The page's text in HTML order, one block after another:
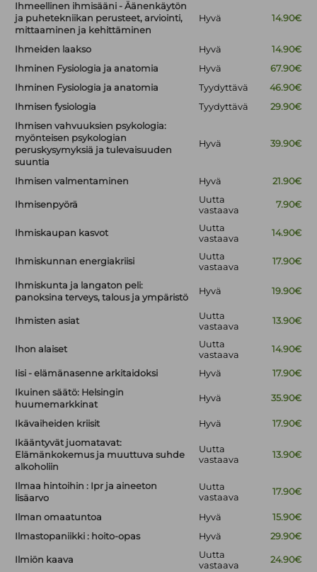
Ihmeellinen ihmisääni - Äänenkäytön
ja puhetekniikan perusteet, arviointi,
mittaaminen ja kehittäminen
Hyvä 14.90€
Ihmeiden laakso Hyvä
14.90€
Ihminen Fysiologia ja anatomia
Hyvä
67.90€
Ihminen Fysiologia ja anatomia
Tyydyttävä
46.90€
Ihmisen fysiologia
Tyydyttävä
29.90€
Ihmisen vahvuuksien psykologia:
myönteisen psykologian
peruskysymyksiä ja tulevaisuuden
suuntia
Hyvä 39.90€
Ihmisen valmentaminen Hyvä 21.90€
Ihmisenpyörä
Uutta
vastaava
7.90€
Ihmiskaupan kasvot
Uutta
vastaava
14.90€
Ihmiskunnan energiakriisi
Uutta
vastaava
17.90€
Ihmiskunta ja langaton peli:
panoksina terveys, talous ja ympäristö
Hyvä 19.90€
Ihmisten asiat
Uutta
vastaava
13.90€
Ihon alaiset
Uutta
vastaava
14.90€
Iisi - elämänasenne arkitaidoksi Hyvä
17.90€
Ikuinen säätö: Helsingin
huumemarkkinat
Hyvä 35.90€
Ikävaiheiden kriisit Hyvä
17.90€
Ikääntyvät juomatavat:
Elämänkokemus ja muuttuva suhde
alkoholiin
Uutta
vastaava
13.90€
Ilmaa hintoihin : Ipr ja aineeton
lisäarvo
Uutta
vastaava
17.90€
Ilman omaatuntoa Hyvä
15.90€
Ilmastopaniikki : hoito-opas
Hyvä 29.90€
Ilmiön kaava
Uutta
vastaava
24.90€